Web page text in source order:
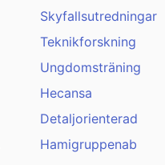
Skyfallsutredningar
Teknikforskning
Ungdomsträning
Hecansa
Detaljorienterad
Hamigruppenab